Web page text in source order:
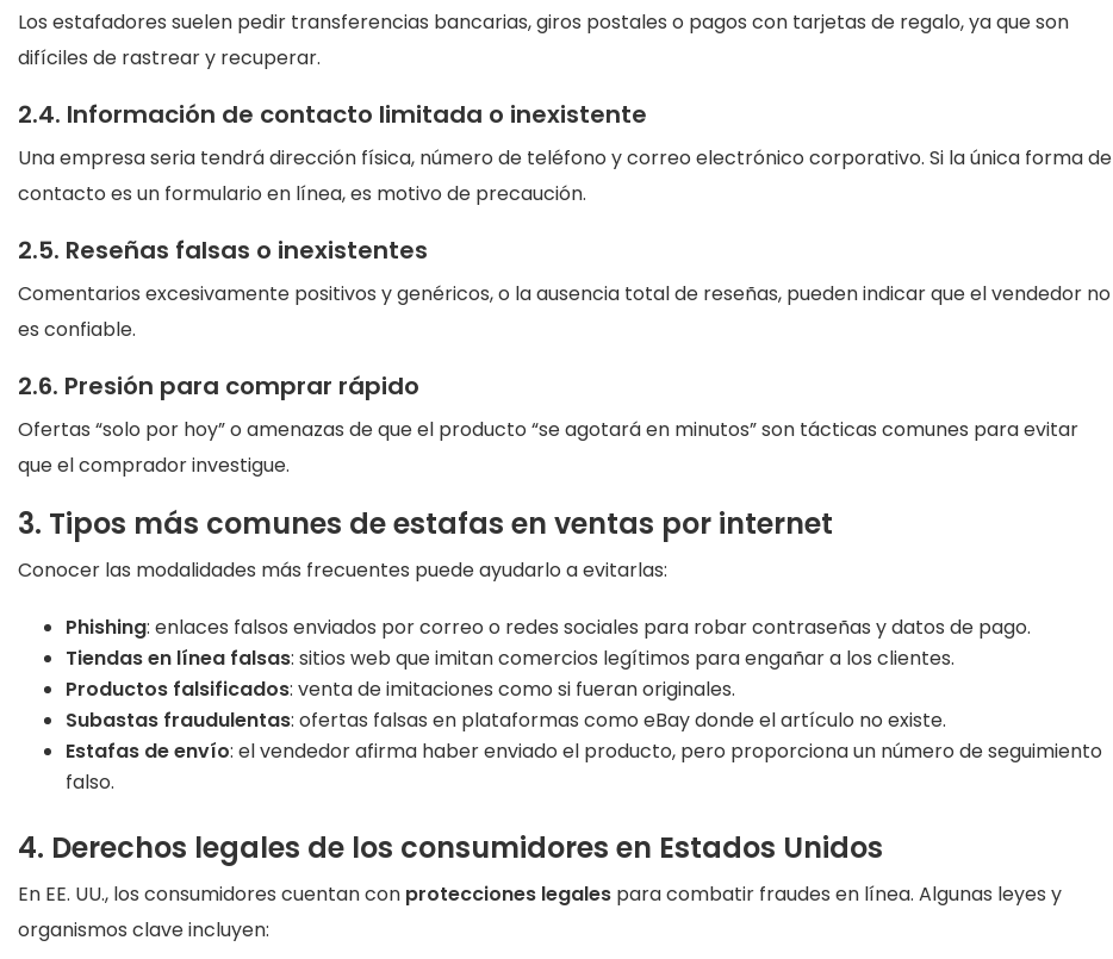
Los estafadores suelen pedir transferencias bancarias, giros postales o pagos con tarjetas de regalo, ya que son
difíciles de rastrear y recuperar.
2.4. Información de contacto limitada o inexistente
Una empresa seria tendrá dirección física, número de teléfono y correo electrónico corporativo. Si la única forma de
contacto es un formulario en línea, es motivo de precaución.
2.5. Reseñas falsas o inexistentes
Comentarios excesivamente positivos y genéricos, o la ausencia total de reseñas, pueden indicar que el vendedor no
es confiable.
2.6. Presión para comprar rápido
Ofertas “solo por hoy” o amenazas de que el producto “se agotará en minutos” son tácticas comunes para evitar
que el comprador investigue.
3. Tipos más comunes de estafas en ventas por internet
Conocer las modalidades más frecuentes puede ayudarlo a evitarlas:
Phishing: enlaces falsos enviados por correo o redes sociales para robar contraseñas y datos de pago.
Tiendas en línea falsas: sitios web que imitan comercios legítimos para engañar a los clientes.
Productos falsificados: venta de imitaciones como si fueran originales.
Subastas fraudulentas: ofertas falsas en plataformas como eBay donde el artículo no existe.
Estafas de envío: el vendedor afirma haber enviado el producto, pero proporciona un número de seguimiento
falso.
4. Derechos legales de los consumidores en Estados Unidos
En EE. UU., los consumidores cuentan con protecciones legales para combatir fraudes en línea. Algunas leyes y
organismos clave incluyen: